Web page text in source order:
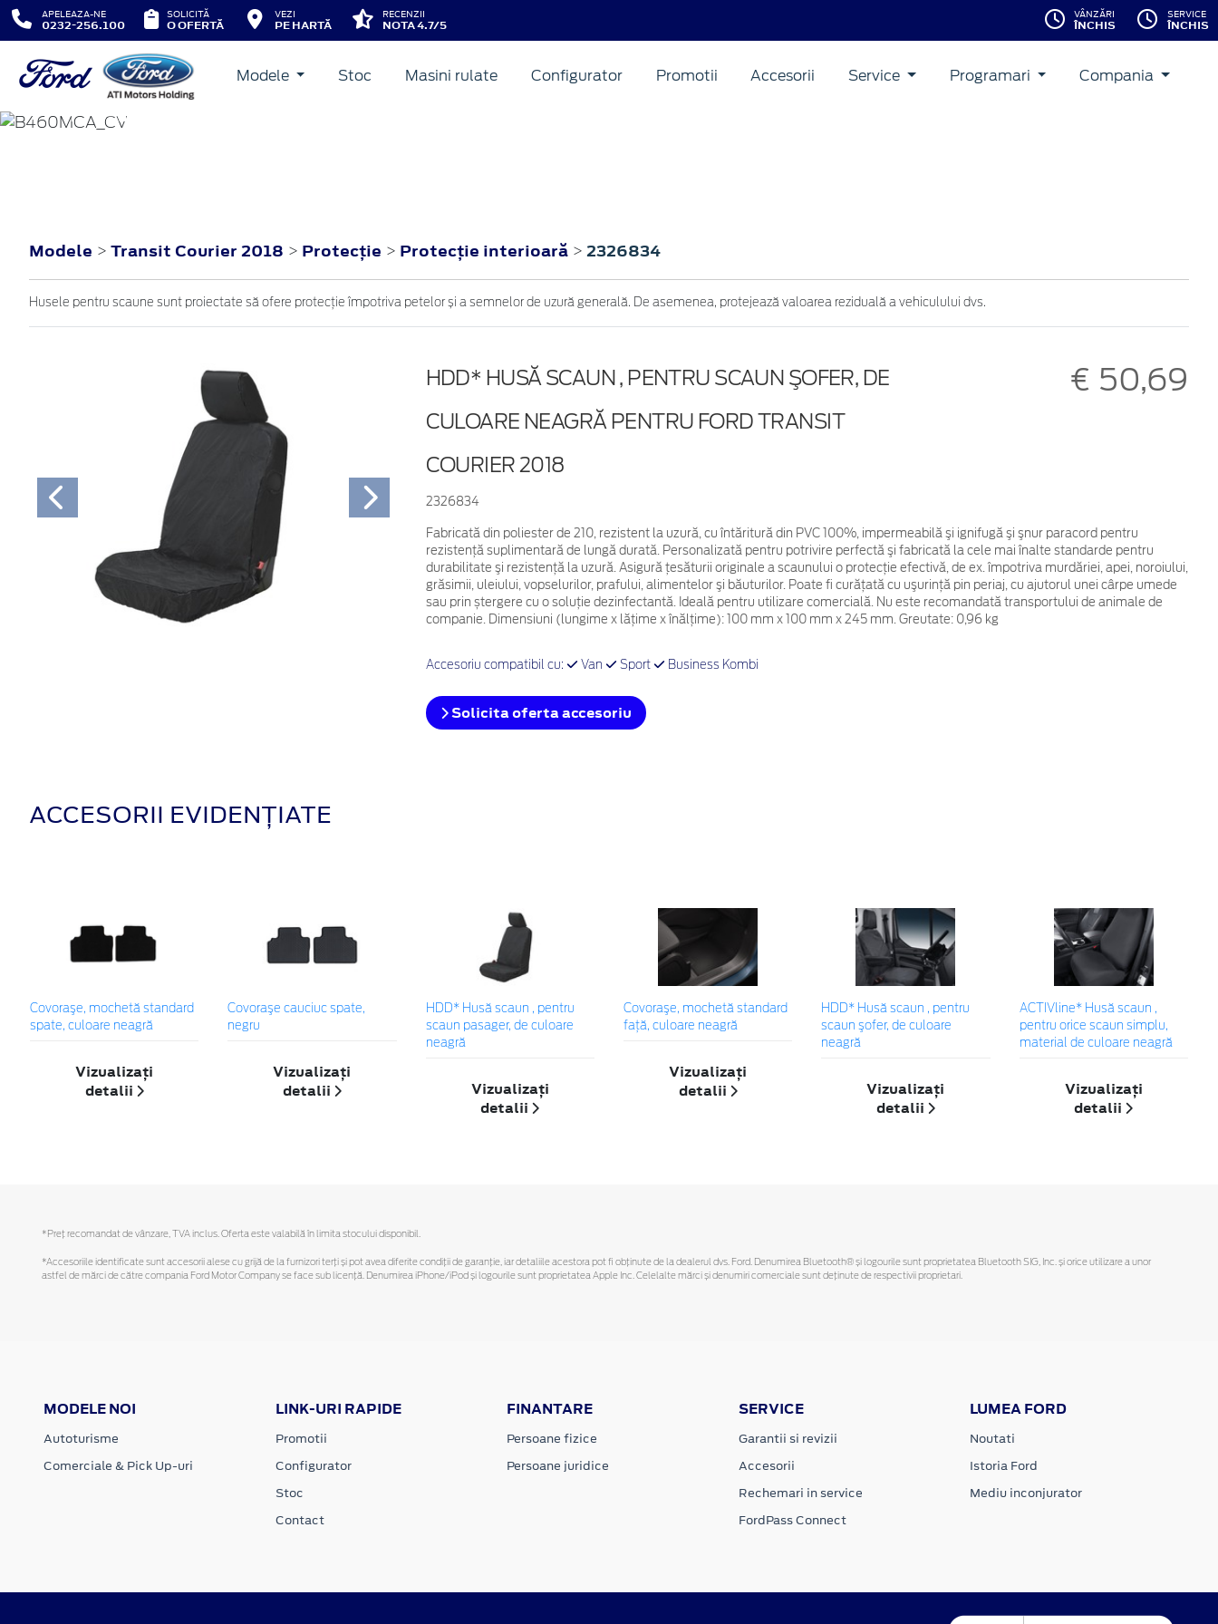
APELEAZA-NE
0232-256.100
SOLICITĂ
O OFERTĂ
VEZI
PE HARTĂ
RECENZII
NOTA 4.7/5
VÂNZĂRI
ÎNCHIS
SERVICE
ÎNCHIS
Modele Stoc Masini rulate Configurator Promotii Accesorii Service Programari Compania
TRANSIT COURIER
Modele > Transit Courier 2018 > Protecţie > Protecţie interioară > 2326834
Husele pentru scaune sunt proiectate să ofere protecție împotriva petelor și a semnelor de uzură generală. De asemenea, protejează valoarea reziduală a vehiculului dvs.
HDD* HUSĂ SCAUN , PENTRU SCAUN ŞOFER, DE
CULOARE NEAGRĂ PENTRU FORD TRANSIT
COURIER 2018
2326834
€ 50,69
Fabricată din poliester de 210, rezistent la uzură, cu întăritură din PVC 100%, impermeabilă şi ignifugă şi şnur paracord pentru
rezistenţă suplimentară de lungă durată. Personalizată pentru potrivire perfectă şi fabricată la cele mai înalte standarde pentru
durabilitate şi rezistenţă la uzură. Asigură ţesăturii originale a scaunului o protecţie efectivă, de ex. împotriva murdăriei, apei, noroiului,
grăsimii, uleiului, vopselurilor, prafului, alimentelor şi băuturilor. Poate fi curăţată cu uşurinţă pin periaj, cu ajutorul unei cârpe umede
sau prin ștergere cu o soluție dezinfectantă. Ideală pentru utilizare comercială. Nu este recomandată transportului de animale de
companie. Dimensiuni (lungime x lăţime x înălţime): 100 mm x 100 mm x 245 mm. Greutate: 0,96 kg
Accesoriu compatibil cu: Van Sport Business Kombi
Solicita oferta accesoriu
ACCESORII EVIDENȚIATE
Covoraşe, mochetă standard
spate, culoare neagră
Vizualizați
detalii
Covoraşe cauciuc spate,
negru
Vizualizați
detalii
HDD* Husă scaun , pentru
scaun pasager, de culoare
neagră
Vizualizați
detalii
Covoraşe, mochetă standard
faţă, culoare neagră
Vizualizați
detalii
HDD* Husă scaun , pentru
scaun şofer, de culoare
neagră
Vizualizați
detalii
ACTIVline* Husă scaun ,
pentru orice scaun simplu,
material de culoare neagră
Vizualizați
detalii
*Preţ recomandat de vânzare, TVA inclus. Oferta este valabilă în limita stocului disponibil.
*Accesoriile identificate sunt accesorii alese cu grijă de la furnizori terți și pot avea diferite condiții de garanție, iar detaliile acestora pot fi obținute de la dealerul dvs. Ford. Denumirea Bluetooth® și logourile sunt proprietatea Bluetooth SIG, Inc. și orice utilizare a unor
astfel de mărci de către compania Ford Motor Company se face sub licență. Denumirea iPhone/iPod și logourile sunt proprietatea Apple Inc. Celelalte mărci și denumiri comerciale sunt deținute de respectivii proprietari.
MODELE NOI
Autoturisme
Comerciale & Pick Up-uri
LINK-URI RAPIDE
Promotii
Configurator
Stoc
Contact
FINANTARE
Persoane fizice
Persoane juridice
SERVICE
Garantii si revizii
Accesorii
Rechemari in service
FordPass Connect
LUMEA FORD
Noutati
Istoria Ford
Mediu inconjurator